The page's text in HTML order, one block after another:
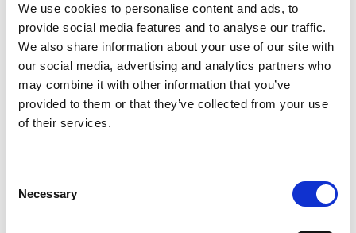
We use cookies to personalise content and ads, to
provide social media features and to analyse our traffic.
We also share information about your use of our site with
our social media, advertising and analytics partners who
may combine it with other information that you’ve
provided to them or that they’ve collected from your use
of their services.
Selection
Necessary